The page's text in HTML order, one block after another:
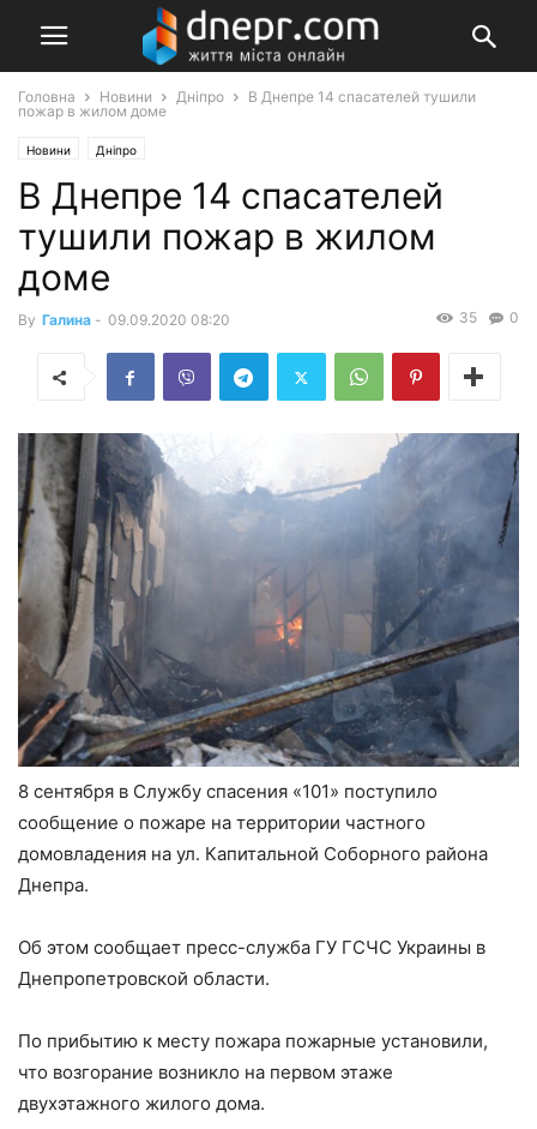
Головна Новини Дніпро
В Днепре 14 спасателей тушили
пожар в жилом доме
Новини Дніпро
В Днепре 14 спасателей
тушили пожар в жилом
доме
By Галина - 09.09.2020 08:20 0
35
8 сентября в Службу спасения «101» поступило
сообщение о пожаре на территории частного
домовладения на ул. Капитальной Соборного района
Днепра.
Об этом сообщает пресс-служба ГУ ГСЧС Украины в
Днепропетровской области.
По прибытию к месту пожара пожарные установили,
что возгорание возникло на первом этаже
двухэтажного жилого дома.